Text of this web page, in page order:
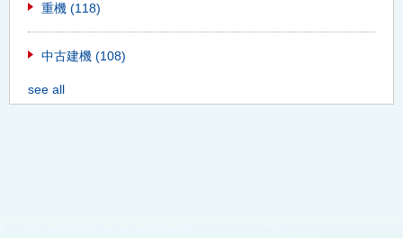
重機 (118)
中古建機 (108)
see all